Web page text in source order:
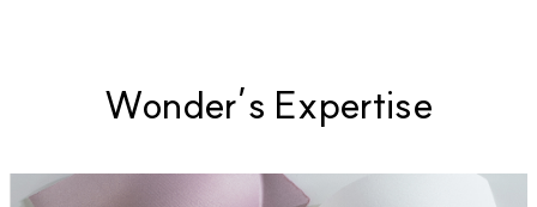
Wonder’s Expertise